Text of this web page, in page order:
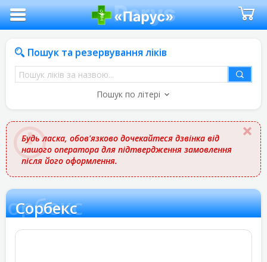
Пошук та резервування ліків
Пошук
ліків
назвою
Пошук по літері
Будь ласка, обов'язково дочекайтеся дзвінка від
нашого оператора для підтвердження замовлення
після його оформлення.
Сорбекс